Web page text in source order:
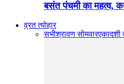
बसंत पंचमी का महत्व,
व्रत त्योहार
सभीश्रावण सोमवारएकादशी